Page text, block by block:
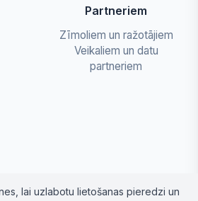
Partneriem
Zīmoliem un ražotājiem
Veikaliem un datu
partneriem
lai uzlabotu lietošanas pieredzi un